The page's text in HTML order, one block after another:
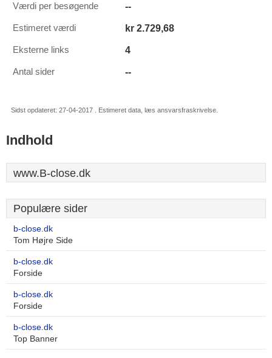
Værdi per besøgende --
Estimeret værdi kr 2.729,68
Eksterne links 4
Antal sider --
Sidst opdateret: 27-04-2017 . Estimeret data, læs ansvarsfraskrivelse.
Indhold
www.B-close.dk
Populære sider
b-close.dk
Tom Højre Side
b-close.dk
Forside
b-close.dk
Forside
b-close.dk
Top Banner